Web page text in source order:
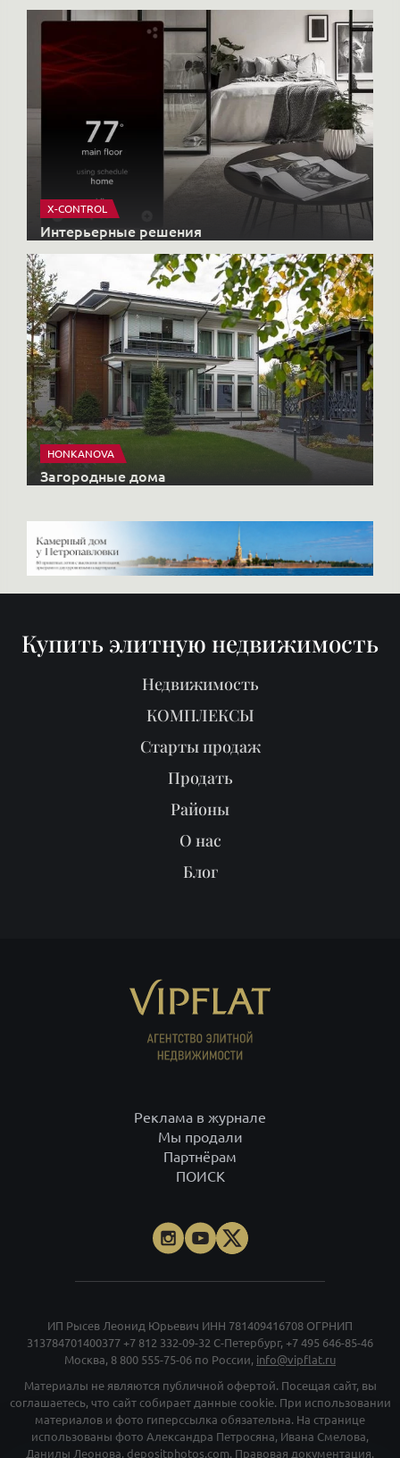
X-CONTROL
Интерьерные решения
HONKANOVA
Загородные дома
Купить элитную недвижимость
Недвижимость
КОМПЛЕКСЫ
Старты продаж
Продать
Районы
О нас
Блог
Реклама в журнале
Мы продали
Партнёрам
ПОИСК
ИП Рысев Леонид Юрьевич ИНН 781409416708 ОГРНИП
313784701400377 +7 812 332-09-32 С-Петербург, +7 495 646-85-46
Москва, 8 800 555-75-06 по России, info@vipflat.ru
Материалы не являются публичной офертой. Посещая сайт, вы
соглашаетесь, что сайт собирает данные cookie. При использовании
материалов и фото гиперссылка обязательна. На странице
использованы фото Александра Петросяна, Ивана Смелова,
Данилы Леонова, depositphotos.com. Правовая документация.